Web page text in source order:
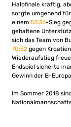
Halbfinale kräftig,
sorgte umgehend
einem 53:36-Sieg
gehaltene
sich das Team von
70:52 gegen
Wiederaufstieg
Endspiel sicherte
Gewinn der B-
Im Sommer 2018